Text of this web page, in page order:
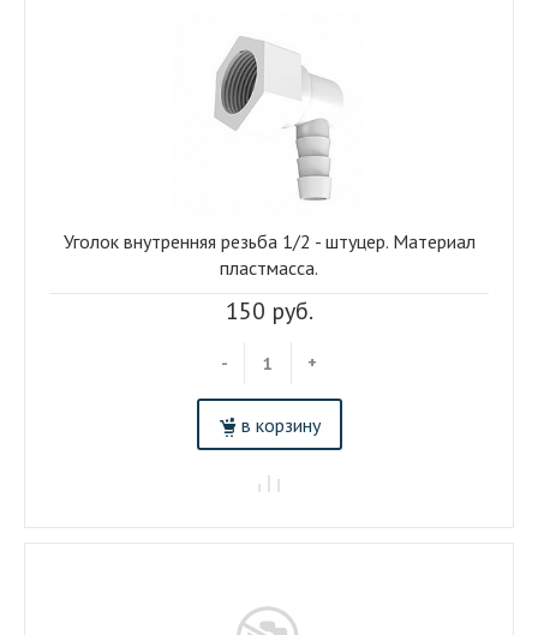
150 руб.
- +
в корзину
Уголок внутренняя резьба 1/2 - штуцер. Материал
пластмасса.